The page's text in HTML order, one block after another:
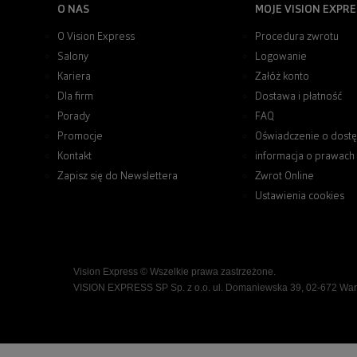
O NAS
O Vision Express
Salony
Kariera
Dla firm
Porady
Promocje
Kontakt
Zapisz się do Newslettera
MOJE VISION
Procedura zwrotu
Logowanie
Załóż konto
Dostawa i płatność
FAQ
Oświadczenie o
informacja o prawach
Zwrot Online
Ustawienia cookies
Vision Express © Wszelkie prawa zastrzeżone.
VISION EXPRESS SP Sp. z o.o. ul. Domaniewska 39, 02-672